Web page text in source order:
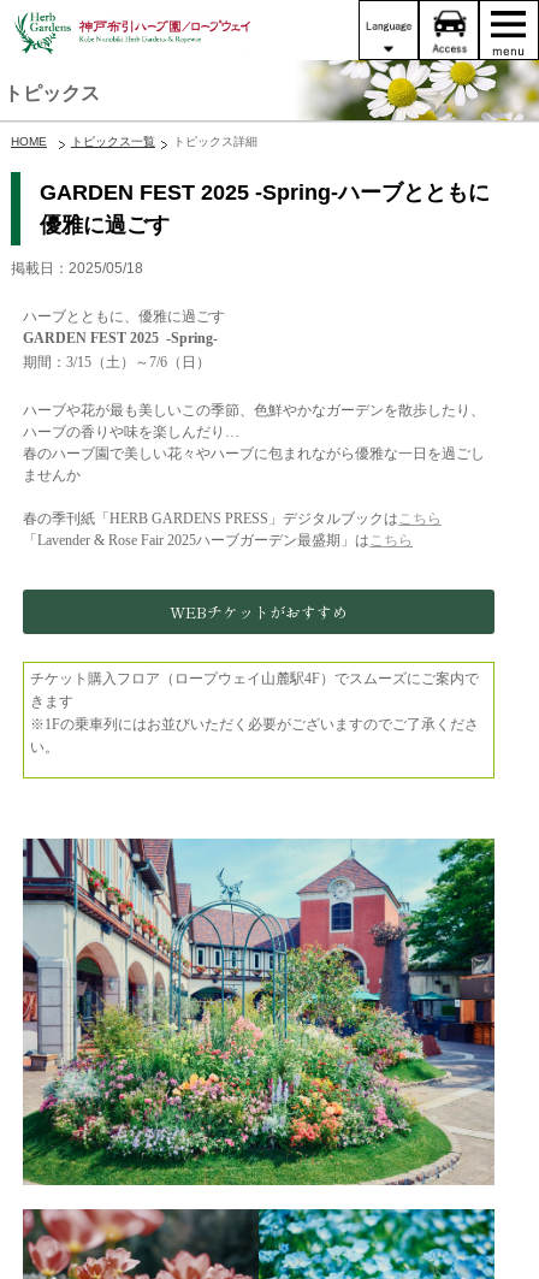
トピックス
HOME トピックス一覧 トピックス詳細
GARDEN FEST 2025 -Spring-ハーブとともに
優雅に過ごす
掲載日：2025/05/18
ハーブとともに、優雅に過ごす
GARDEN FEST 2025 -Spring-
期間：3/15（土）～7/6（日）
ハーブや花が最も美しいこの季節、 色鮮やかなガーデンを散歩したり、
ハーブの香りや味を楽しんだり…
春のハーブ園で美しい花々やハーブに包まれながら優雅な一日を過ごし
ませんか
春の季刊紙「HERB GARDENS PRESS」デジタルブックはこちら
「Lavender & Rose Fair 2025ハーブガーデン最盛期」 はこちら
WEBチケットがおすすめ
チケット購入フロア（ロープウェイ山麓駅4F）でスムーズにご案内で
きます
※1Fの乗車列にはお並びいただく必要がございますのでご了承くださ
い。